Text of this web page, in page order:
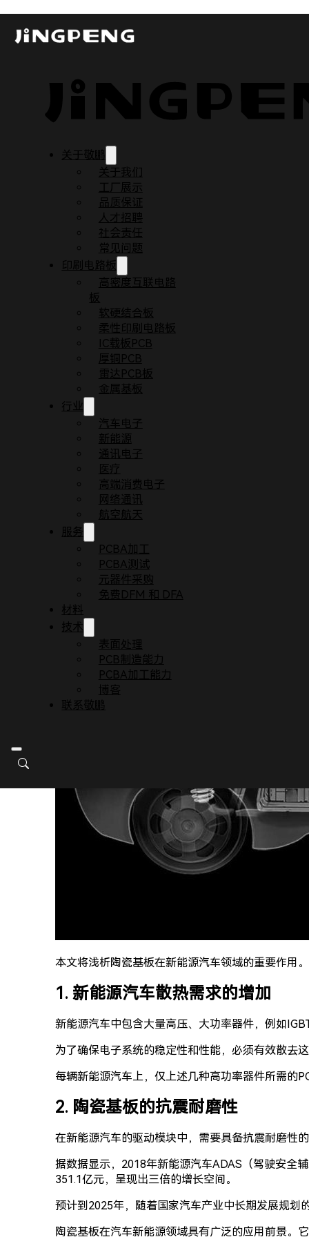
关于敬鹏
关于我们
工厂展示
品质保证
人才招聘
社会责任
常见问题
印刷电路板
高密度互联电路
板
软硬结合板
柔性印刷电路板
IC载板PCB
厚铜PCB
雷达PCB板
金属基板
行业
汽车电子
新能源
通讯电子
医疗
高端消费电子
网络通讯
航空航天
服务
PCBA加工
PCBA测试
元器件采购
免费DFM 和 DFA
材料
技术
表面处理
PCB制造能力
PCBA加工能力
博客
联系敬鹏
阅读时间：3 分钟
博客
随着国家政策对智能驾驶汽车的支持，新能源汽
敬鹏电路PCB厂了解到，新能源汽车的兴起带动了
本文将浅析陶瓷基板在新能源汽车领域的重要作用。
1. 新能源汽车散热需求的增加
新能源汽车中包含大量高压、大功率器件，例如
为了确保电子系统的稳定性和性能，必须有效散去
每辆新能源汽车上，仅上述几种高功率器件所需的
2. 陶瓷基板的抗震耐磨性
在新能源汽车的驱动模块中，需要具备抗震耐磨性
据数据显示，2018年新能源汽车ADAS（驾驶安全
351.1亿元，呈现出三倍的增长空间。
预计到2025年，随着国家汽车产业中长期发展规划
陶瓷基板在汽车新能源领域具有广泛的应用前景。